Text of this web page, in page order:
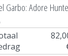
Garbo: Adore